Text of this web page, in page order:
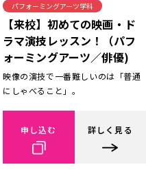
パフォーミングアーツ学科
【来校】初めての映画・ド
ラマ演技レッスン！（パフ
ォーミングアーツ／俳優)
映像の演技で一番難しいのは「普通
にしゃべること」。
申し込む 詳しく見る